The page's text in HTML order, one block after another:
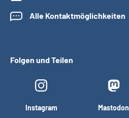
Alle Kontaktmöglichkeiten
Folgen und Teilen
Instagram Mastodon